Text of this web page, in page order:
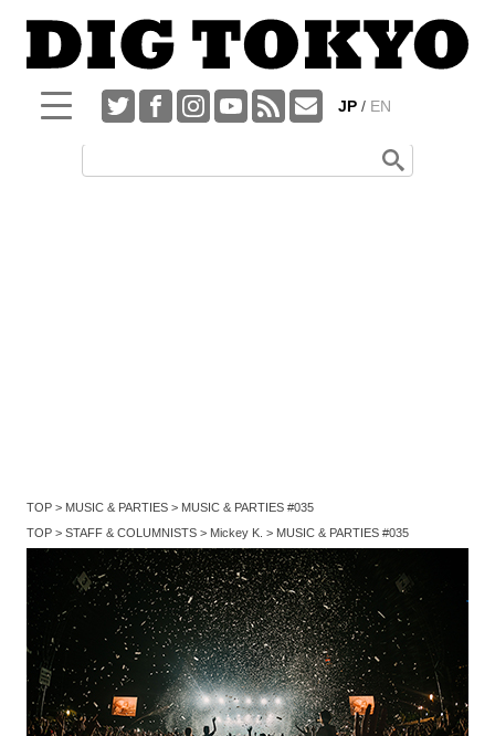
JP EN
索:
TOP MUSIC & PARTIES
MUSIC & PARTIES #035
TOP
STAFF & COLUMNISTS Mickey K. MUSIC & PARTIES #035